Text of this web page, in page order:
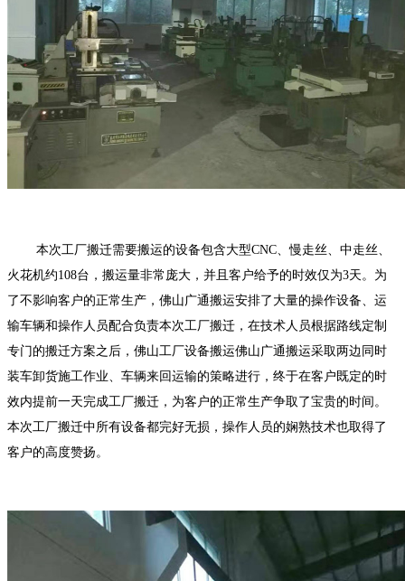
本次工厂搬迁需要搬运的设备包含大型CNC、慢走丝、中走丝、
火花机约108台，搬运量非常庞大，并且客户给予的时效仅为3天。为
了不影响客户的正常生产，佛山广通搬运安排了大量的操作设备、运
输车辆和操作人员配合负责本次工厂搬迁，在技术人员根据路线定制
专门的搬迁方案之后， 佛山工厂设备搬运佛山广通搬运采取两边同时
装车卸货施工作业、车辆来回运输的策略进行，终于在客户既定的时
效内提前一天完成工厂搬迁，为客户的正常生产争取了宝贵的时间。
本次工厂搬迁中所有设备都完好无损，操作人员的娴熟技术也取得了
客户的高度赞扬。